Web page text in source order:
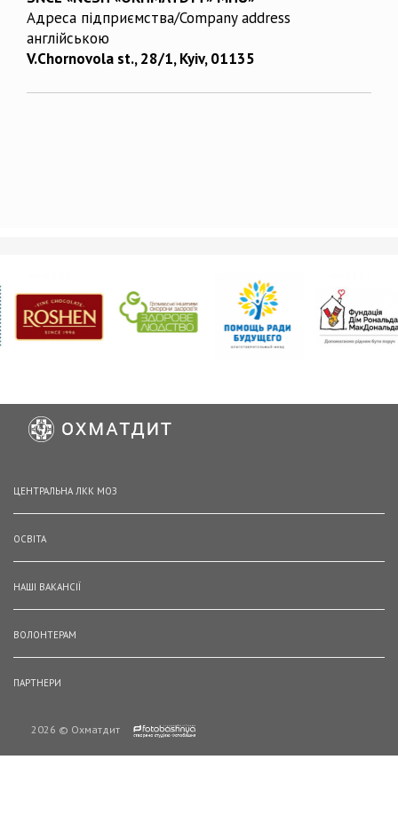
Адреса підприємства/Company address
англійською
V.Chornovola st., 28/1, Kyiv, 01135
ЦЕНТРАЛЬНА ЛКК МОЗ
ОСВІТА
НАШІ ВАКАНСІЇ
ВОЛОНТЕРАМ
ПАРТНЕРИ
2026 © Охматдит